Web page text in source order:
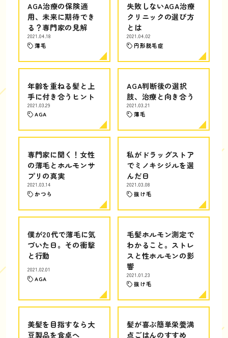
AGA治療の保険適
用、未来に期待でき
る？専門家の見解
2021.04.18
薄毛
失敗しないAGA治療
クリニックの選び方
とは
2021.04.02
円形脱毛症
年齢を重ねる髪と上
手に付き合うヒント
2021.03.29
AGA
AGA判断後の選択
肢、治療と向き合う
2021.03.21
薄毛
専門家に聞く！女性
の薄毛とホルモンサ
プリの真実
2021.03.14
かつら
私がドラッグストア
でミノキシジルを選
んだ日
2021.03.08
抜け毛
僕が20代で薄毛に気
づいた日。その衝撃
と行動
2021.02.01
AGA
毛髪ホルモン測定で
わかること。ストレ
スと性ホルモンの影
響
2021.01.23
抜け毛
美髪を目指すなら大
豆製品を食卓へ
髪が喜ぶ簡単栄養満
点ごはんのすすめ